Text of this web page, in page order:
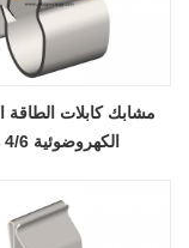
مشابك كابلات الطاقة
الكهروضوئية 4/6 مم